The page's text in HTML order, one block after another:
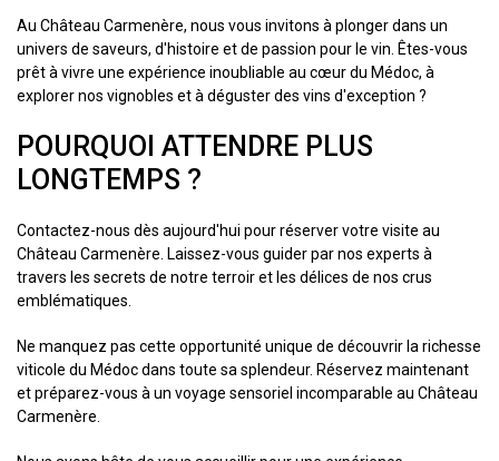
Au Château Carmenère, nous vous invitons à plonger dans un
univers de saveurs, d'histoire et de passion pour le vin. Êtes-vous
prêt à vivre une expérience inoubliable au cœur du Médoc, à
explorer nos vignobles et à déguster des vins d'exception ?
POURQUOI ATTENDRE PLUS
LONGTEMPS ?
Contactez-nous dès aujourd'hui pour réserver votre visite au
Château Carmenère. Laissez-vous guider par nos experts à
travers les secrets de notre terroir et les délices de nos crus
emblématiques.
Ne manquez pas cette opportunité unique de découvrir la richesse
viticole du Médoc dans toute sa splendeur. Réservez maintenant
et préparez-vous à un voyage sensoriel incomparable au Château
Carmenère.